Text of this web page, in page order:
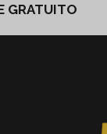
GRATUITO